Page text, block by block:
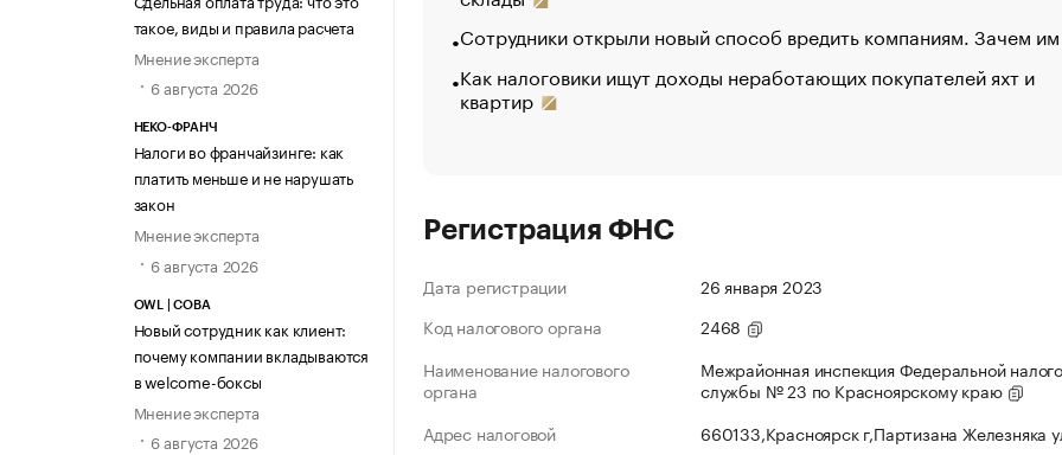
такое, виды и правила расчета
Мнение эксперта
6 августа 2026
НЕКО-ФРАНЧ
Налоги во франчайзинге: как
платить меньше и не нарушать
закон
Мнение эксперта
6 августа 2026
OWL | СОВА
Новый сотрудник как клиент:
почему компании вкладываются
в welcome-боксы
Мнение эксперта
6 августа 2026
Сотрудники открыли новый способ вредить компаниям. Зачем
Как налоговики ищут доходы неработающих покупателей яхт и
квартир
Регистрация ФНС
Дата регистрации
26 января 2023
Код налогового органа
2468
Наименование налогового
органа
Межрайонная инспекция Федеральной
службы № 23 по Красноярскому краю
Адрес налоговой
660133,Красноярск г,Партизана Железняка